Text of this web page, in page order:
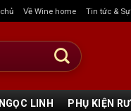
Về Wine home Tin tức &
LINH PHỤ KIỆN